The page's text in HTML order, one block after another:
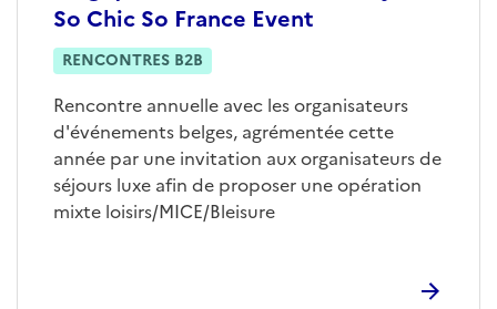
So Chic So France Event
RENCONTRES B2B
Rencontre annuelle avec les organisateurs
d'événements belges, agrémentée cette
année par une invitation aux organisateurs de
séjours luxe afin de proposer une opération
mixte loisirs/MICE/Bleisure